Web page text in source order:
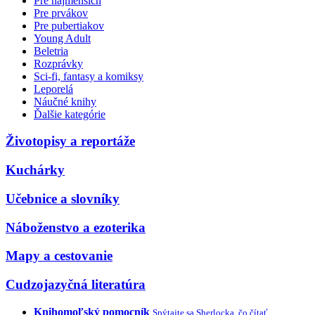
Pre prvákov
Pre pubertiakov
Young Adult
Beletria
Rozprávky
Sci-fi, fantasy a komiksy
Leporelá
Náučné knihy
Ďalšie kategórie
Životopisy a reportáže
Kuchárky
Učebnice a slovníky
Náboženstvo a ezoterika
Mapy a cestovanie
Cudzojazyčná literatúra
Knihomoľský pomocník Spýtajte sa Sherlocka, čo čítať